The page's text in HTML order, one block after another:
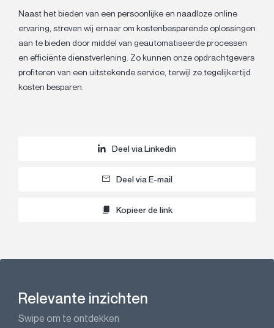
Naast het bieden van een persoonlijke en naadloze online
ervaring, streven wij ernaar om kostenbesparende oplossingen
aan te bieden door middel van geautomatiseerde processen
en efficiënte dienstverlening. Zo kunnen onze opdrachtgevers
profiteren van een uitstekende service, terwijl ze tegelijkertijd
kosten besparen.
Deel via Linkedin
Deel via E-mail
Kopieer de link
Relevante inzichten
Swipe om te ontdekken